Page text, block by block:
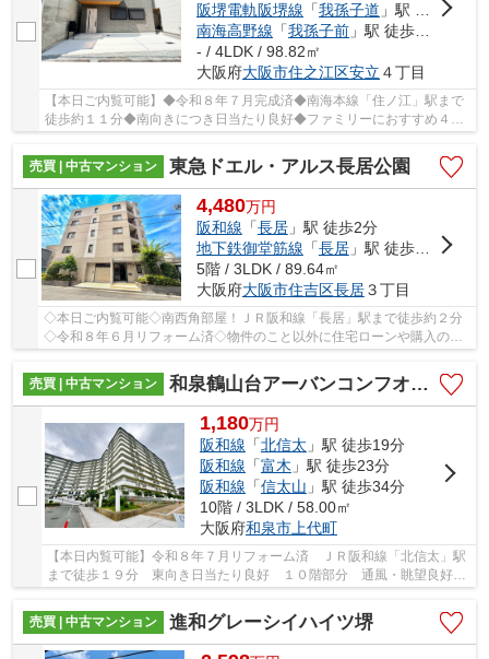
阪堺電軌阪堺線 「我孫子道 」駅 徒歩4分
南海高野線 「我孫子前 」駅 徒歩14分
- / 4LDK / 98.82㎡
大阪府大阪市住之江区安立 ４丁目
【本日ご内覧可能】◆令和８年７月完成済◆南海本線「住ノ江」駅まで
徒歩約１１分◆南向きにつき日当たり良好◆ファミリーにおすすめ４Ｌ
売買 | 中古マンション
東急ドエル・アルス長居公園
4,480万円
阪和線 「長居」駅 徒歩2分
地下鉄御堂筋線 「長居」駅 徒歩5分
5階 / 3LDK / 89.64㎡
大阪府大阪市住吉区長居３丁目
◇本日ご内覧可能◇南西角部屋！ＪＲ阪和線「長居」駅まで徒歩約２分
◇令和８年６月リフォーム済◇物件のこと以外に住宅ローンや購入のイ
売買 | 中古マンション
和泉鶴山台アーバンコンフオート
1,180万円
阪和線 「北信太 」駅 徒歩19分
阪和線 「富木 」駅 徒歩23分
阪和線 「信太山 」駅 徒歩34分
10階 / 3LDK / 58.00㎡
大阪府和泉市上代町
【本日内覧可能】令和８年７月リフォーム済 ＪＲ阪和線「北信太」駅
まで徒歩１９分 東向き日当たり良好 １０階部分 通風・眺望良好
暮らしやすい３ＬＤＫ
売買 | 中古マンション
進和グレーシイハイツ堺